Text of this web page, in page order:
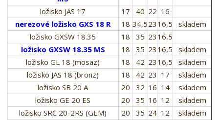
ložisko JAS 17
17 40 22 16
nerezové ložisko GXS 18 R
18 34,523 16,5
skladem
ložisko GXSW 18.35
18 35 23 16,5
ložisko GXSW 18.35 MS
18 35 23 16,5
skladem
ložisko GL 18 (mosaz)
18 42 23 16,5
skladem
ložisko JAS 18 (bronz)
18 42 23 17
skladem
ložisko SB 20 A
20 32 16 14
skladem
ložisko GE 20 ES
20 35 16 12
skladem
ložisko SRC 20-2RS (GEM)
20 35 24 12
skladem